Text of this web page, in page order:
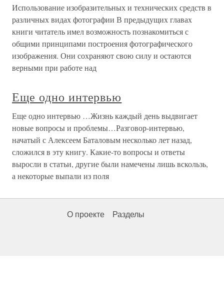
Использование изобразительных и технических средств в
различных видах фотографии В предыдущих главах
книги читатель имел возможность познакомиться с
общими принципами построения фотографического
изображения. Они сохраняют свою силу и остаются
верными при работе над
Еще одно интервью
Еще одно интервью …Жизнь каждый день выдвигает
новые вопросы и проблемы…Разговор-интервью,
начатый с Алексеем Баталовым несколько лет назад,
сложился в эту книгу. Какие-то вопросы и ответы
выросли в статьи, другие были намечены лишь вскользь,
а некоторые выпали из поля
О проекте Разделы